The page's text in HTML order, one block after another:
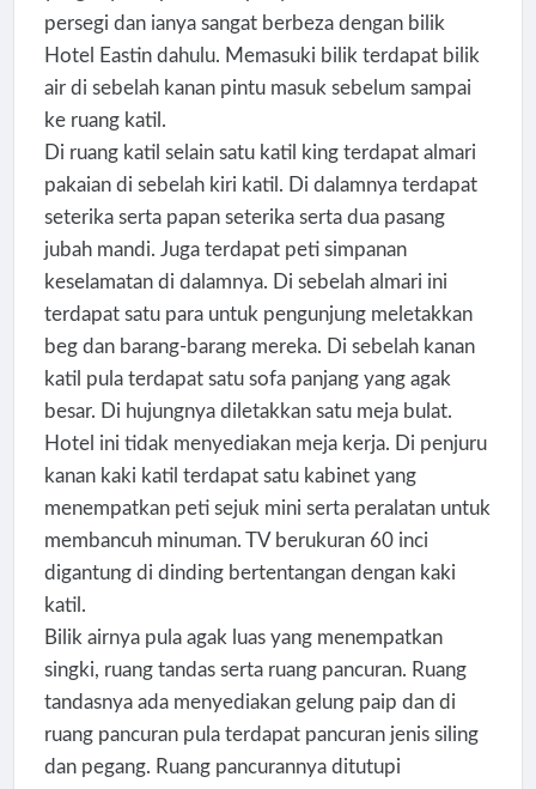
persegi dan ianya sangat berbeza dengan bilik
Hotel Eastin dahulu. Memasuki bilik terdapat bilik
air di sebelah kanan pintu masuk sebelum sampai
ke ruang katil.
Di ruang katil selain satu katil king terdapat almari
pakaian di sebelah kiri katil. Di dalamnya terdapat
seterika serta papan seterika serta dua pasang
jubah mandi. Juga terdapat peti simpanan
keselamatan di dalamnya. Di sebelah almari ini
terdapat satu para untuk pengunjung meletakkan
beg dan barang-barang mereka. Di sebelah kanan
katil pula terdapat satu sofa panjang yang agak
besar. Di hujungnya diletakkan satu meja bulat.
Hotel ini tidak menyediakan meja kerja. Di penjuru
kanan kaki katil terdapat satu kabinet yang
menempatkan peti sejuk mini serta peralatan untuk
membancuh minuman. TV berukuran 60 inci
digantung di dinding bertentangan dengan kaki
katil.
Bilik airnya pula agak luas yang menempatkan
singki, ruang tandas serta ruang pancuran. Ruang
tandasnya ada menyediakan gelung paip dan di
ruang pancuran pula terdapat pancuran jenis siling
dan pegang. Ruang pancurannya ditutupi